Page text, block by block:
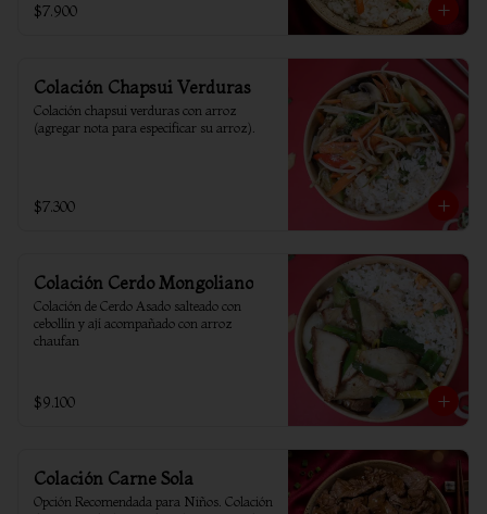
$7.900
Colación Chapsui Verduras
Colación chapsui verduras con arroz
(agregar nota para especificar su arroz).
$7.300
Colación Cerdo Mongoliano
Colación de Cerdo Asado salteado con
cebollín y ají acompañado con arroz
chaufan
$9.100
Colación Carne Sola
Opción Recomendada para Niños. Colación